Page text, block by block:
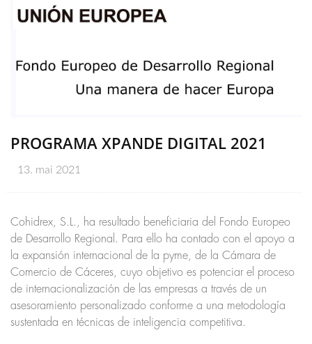
PROGRAMA XPANDE DIGITAL 2021
13. mai 2021
Cohidrex, S.L., ha resultado beneficiaria del Fondo Europeo
de Desarrollo Regional. Para ello ha contado con el apoyo a
la expansión internacional de la pyme, de la Cámara de
Comercio de Cáceres, cuyo objetivo es potenciar el proceso
de internacionalización de las empresas a través de un
asesoramiento personalizado conforme a una metodología
sustentada en técnicas de inteligencia competitiva.